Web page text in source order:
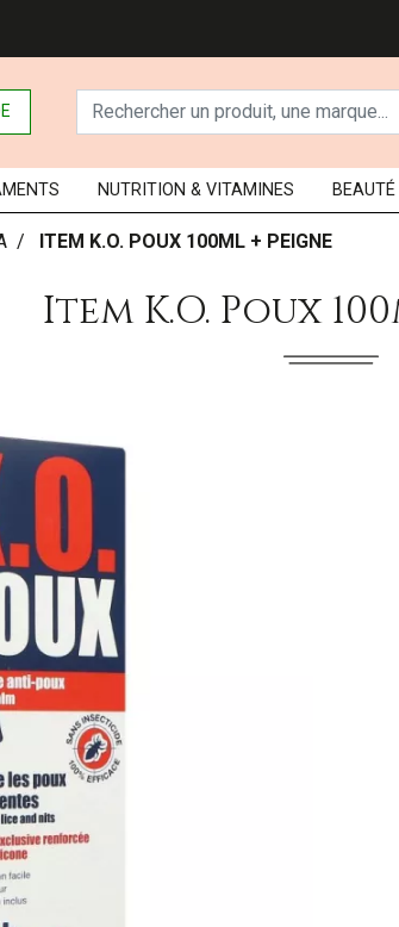
NUTRITION & VITAMINES BEAUTÉ
ITEM K.O. POUX 100ML + PEIGNE
Item K.o. Poux